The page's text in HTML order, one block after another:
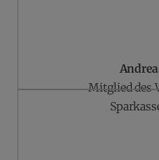
Mitglied des